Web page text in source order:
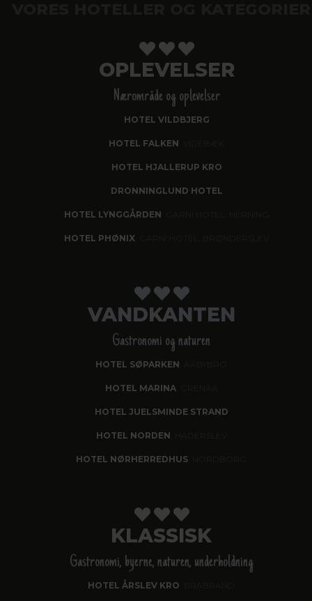
OPLEVELSER
Nærområde og oplevelser
HOTEL VILDBJERG
HOTEL FALKEN
HOTEL HJALLERUP KRO
DRONNINGLUND HOTEL
HOTEL LYNGGÅRDEN
HOTEL PHØNIX
VANDKANTEN
Gastronomi og naturen
HOTEL SØPARKEN
HOTEL MARINA, GRENAA
HOTEL JUELSMINDE STRAND
HOTEL NORDEN
HOTEL NØRHERREDHUS
KLASSISK
Gastronomi, byerne, naturen, underholdning
HOTEL ÅRSLEV KRO